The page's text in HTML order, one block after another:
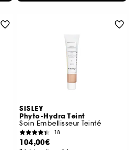
SISLEY
Phyto-Hydra Teint
Soin Embellisseur Teinté
18
104,00€